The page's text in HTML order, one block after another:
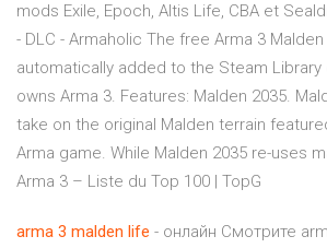
mods Exile, Epoch, Altis Life, CBA et
- DLC - Armaholic The free Arma 3 Malden
automatically added to the Steam
owns Arma 3. Features: Malden 2035.
take on the original Malden terrain
Arma game. While Malden 2035 re-uses
Arma 3 – Liste du Top 100 | TopG
arma 3 malden life - онлайн Смотрите